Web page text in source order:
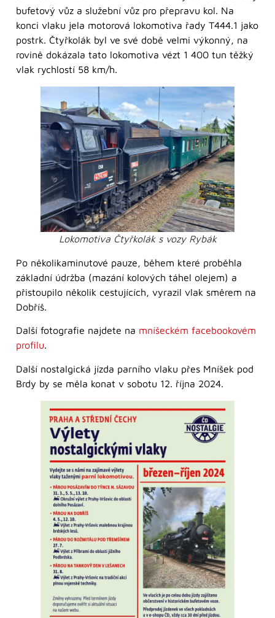
bufetový vůz a služební vůz pro přepravu kol. Na
konci vlaku jela motorová lokomotiva řady T444.1 jako
postrk. Čtyřkolák byl ve své době velmi výkonný, na
rovině dokázala tato lokomotiva vézt 1 400 tun těžký
vlak rychlostí 58 km/h.
Lokomotiva Čtyřkolák s vozy Rybák
Po několikaminutové pauze, během které proběhla
základní údržba (mazání kolových táhel olejem) a
přistoupilo několik cestujících, vyrazil vlak směrem na
Dobříš.
Další fotografie najdete na mníšeckém facebookovém
profilu.
Další nostalgická jízda parního vlaku přes Mníšek pod
Brdy by se měla konat v sobotu 12. října 2024.